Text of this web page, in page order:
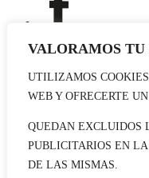
VALORAMOS
UTILIZAMOS
WEB Y OFRECERTE
QUEDAN EXCLUIDOS
PUBLICITARIOS EN
DE LAS MISMAS.
Publicidad
Contacto
© 2026 masdearte.